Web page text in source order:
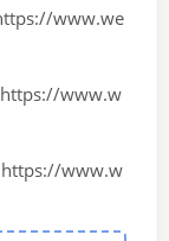
www.we
www.w
https://www.w